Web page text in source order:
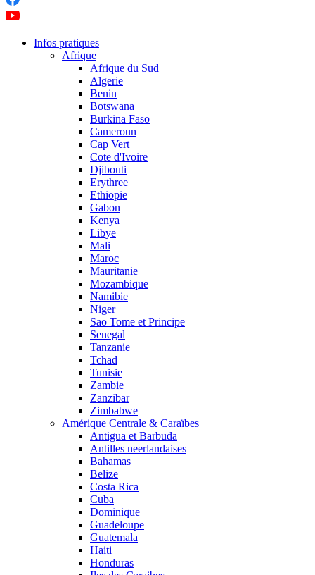
Infos pratiques
Afrique
Afrique du Sud
Algerie
Benin
Botswana
Burkina Faso
Cameroun
Cap Vert
Cote d'Ivoire
Djibouti
Erythree
Ethiopie
Gabon
Kenya
Libye
Mali
Maroc
Mauritanie
Mozambique
Namibie
Niger
Sao Tome et Principe
Senegal
Tanzanie
Tchad
Tunisie
Zambie
Zanzibar
Zimbabwe
Amérique Centrale & Caraïbes
Antigua et Barbuda
Antilles neerlandaises
Bahamas
Belize
Costa Rica
Cuba
Dominique
Guadeloupe
Guatemala
Haiti
Honduras